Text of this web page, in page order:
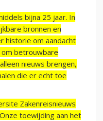
bijna 25 jaar. In
bronnen en
historie om aandacht
betrouwbare
nieuws brengen,
die er echt toe
Zakenreisnieuws
toewijding aan het